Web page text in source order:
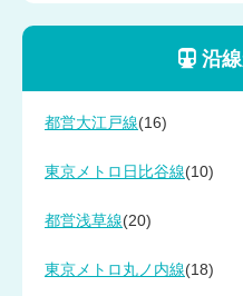
沿線
都営大江戸線(16)
東京メトロ日比谷線(10)
都営浅草線(20)
東京メトロ丸ノ内線(18)